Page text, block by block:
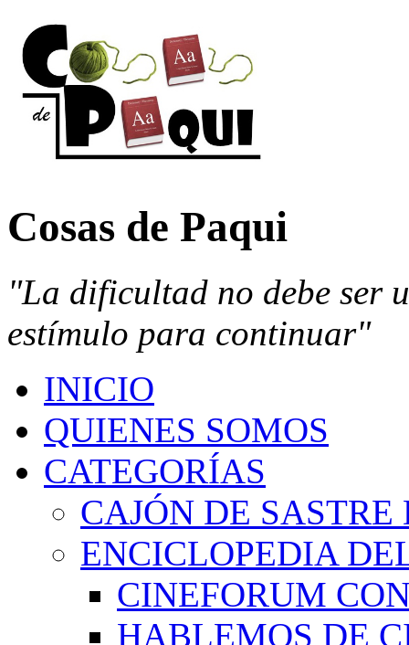
Cosas de Paqui
"La dificultad no debe ser
estímulo para continuar"
INICIO
QUIENES SOMOS
CATEGORÍAS
CAJÓN DE
ENCICLOPEDIA
CINEFORUM
HABLEMOS DE